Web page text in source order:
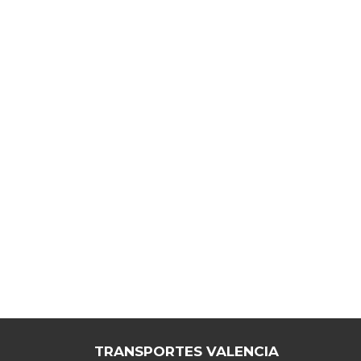
TRANSPORTES VALENCIA